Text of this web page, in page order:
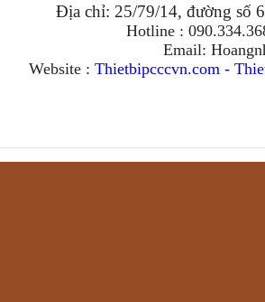
Địa chỉ: 25/79/14, đường số
Hotline :
Email:
Website : Thietbipcccvn.com -